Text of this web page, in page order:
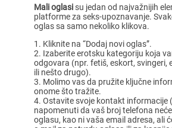
Mali oglasisu jedan od najvažnijih
platforme za seks-upoznavanje.
oglas sa samo nekoliko klikova.
Kliknite na “Dodaj novi oglas”.
Izaberite erotsku kategoriju koja
odgovara (npr. fetiš, eskort, svingeri,
ili nešto drugo).
Molimo vas da pružite ključne
onome što tražite.
Ostavite svoje kontakt informacije
napomenuti da vaš broj telefona
oglasu, kao ni vaša email adresa, ali